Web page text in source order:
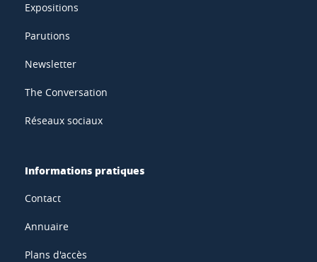
Expositions
Parutions
Newsletter
The Conversation
Réseaux sociaux
Informations pratiques
Contact
Annuaire
Plans d'accès